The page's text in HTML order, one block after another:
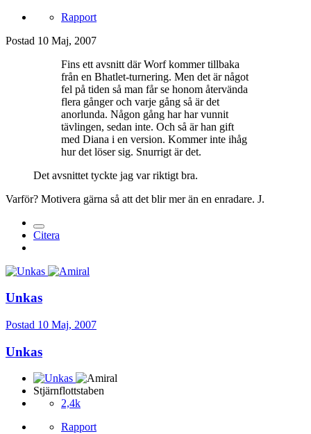
Rapport
Postad 10 Maj, 2007
Fins ett avsnitt där Worf kommer tillbaka
från en Bhatlet-turnering. Men det är något
fel på tiden så man får se honom återvända
flera gånger och varje gång så är det
anorlunda. Någon gång har har vunnit
tävlingen, sedan inte. Och så är han gift
med Diana i en version. Kommer inte ihåg
hur det löser sig. Snurrigt är det.
Det avsnittet tyckte jag var riktigt bra.
Varför? Motivera gärna så att det blir mer än en enradare. J.
Citera
Unkas
Postad 10 Maj, 2007
Unkas
Stjärnflottstaben
2,4k
Rapport